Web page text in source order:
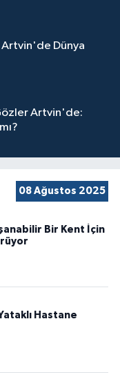
Artvin'de Dünya
Artvin'de:
08 Ağustos 2025
Bir Kent İçin
Hastane